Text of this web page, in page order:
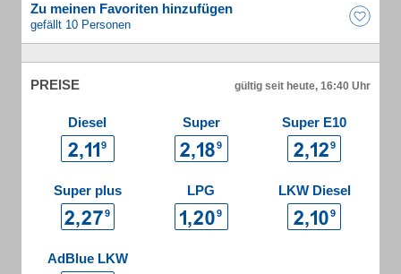
Zu meinen Favoriten hinzufügen
gefällt 10 Personen
PREISE gültig seit heute, 16:40 Uhr
Diesel Super Super E10
Super plus LPG LKW Diesel
AdBlue LKW